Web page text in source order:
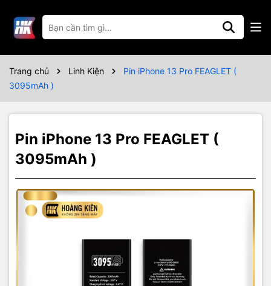
Trang chủ Linh Kiện
Pin iPhone 13 Pro FEAGLET (
3095mAh )
Pin iPhone 13 Pro FEAGLET (
3095mAh )
Thông số kỹ thuật